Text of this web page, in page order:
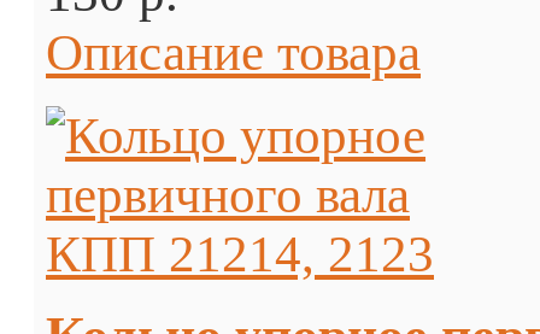
Описание товара